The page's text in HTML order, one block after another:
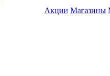
Акции Магазины